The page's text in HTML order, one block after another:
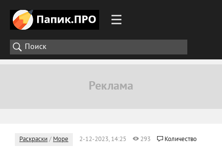
Раскраски / Море 2-12-2023, 14:25 293
Количество